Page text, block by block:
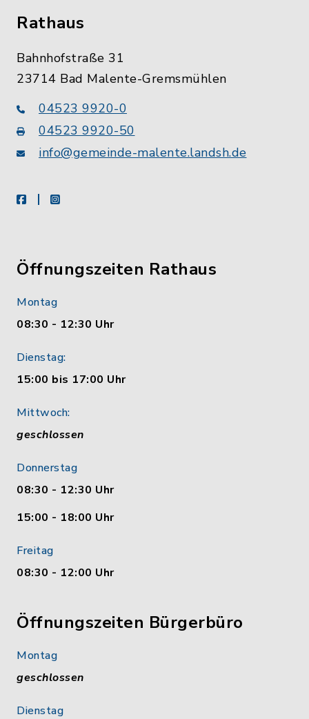
Rathaus
Bahnhofstraße 31
23714 Bad Malente-Gremsmühlen
04523 9920-0
04523 9920-50
info@gemeinde-malente.landsh.de
facebookinstagram
Öffnungszeiten Rathaus
Montag
08:30 - 12:30 Uhr
Dienstag:
15:00 bis 17:00 Uhr
Mittwoch:
geschlossen
Donnerstag
08:30 - 12:30 Uhr
15:00 - 18:00 Uhr
Freitag
08:30 - 12:00 Uhr
Öffnungszeiten Bürgerbüro
Montag
geschlossen
Dienstag